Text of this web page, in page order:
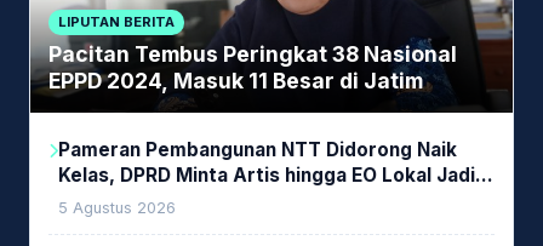
LIPUTAN BERITA
Pacitan Tembus Peringkat 38 Nasional
EPPD 2024, Masuk 11 Besar di Jatim
Pameran Pembangunan NTT Didorong Naik
Kelas, DPRD Minta Artis hingga EO Lokal Jadi
Prioritas
5 Agustus 2026